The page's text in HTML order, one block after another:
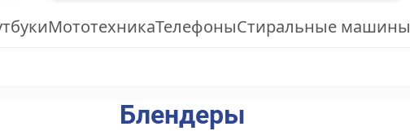
МототехникаТелефоныСтиральные машины
Блендеры